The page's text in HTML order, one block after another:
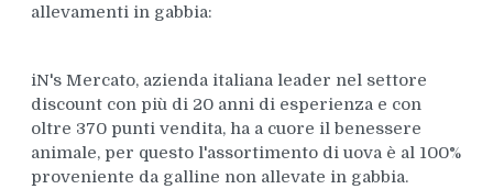
allevamenti in gabbia:
iN's Mercato, azienda italiana leader nel settore
discount con più di 20 anni di esperienza e con
oltre 370 punti vendita, ha a cuore il benessere
animale, per questo l'assortimento di uova è al 100%
proveniente da galline non allevate in gabbia.